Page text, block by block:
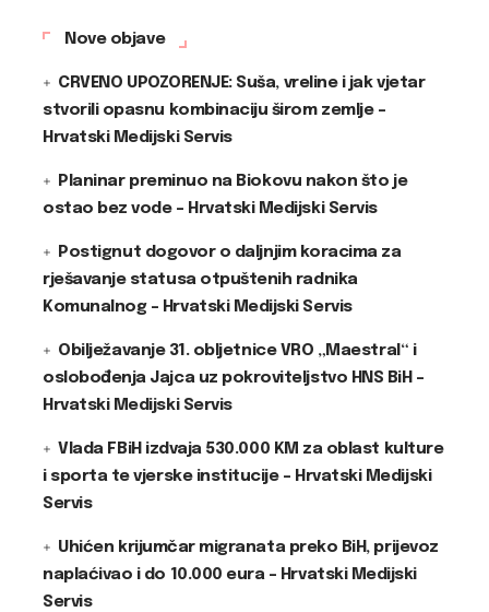
Nove objave
CRVENO UPOZORENJE: Suša, vreline i jak vjetar
stvorili opasnu kombinaciju širom zemlje –
Hrvatski Medijski Servis
Planinar preminuo na Biokovu nakon što je
ostao bez vode – Hrvatski Medijski Servis
Postignut dogovor o daljnjim koracima za
rješavanje statusa otpuštenih radnika
Komunalnog – Hrvatski Medijski Servis
Obilježavanje 31. obljetnice VRO „Maestral“ i
oslobođenja Jajca uz pokroviteljstvo HNS BiH –
Hrvatski Medijski Servis
Vlada FBiH izdvaja 530.000 KM za oblast kulture
i sporta te vjerske institucije – Hrvatski Medijski
Servis
Uhićen krijumčar migranata preko BiH, prijevoz
naplaćivao i do 10.000 eura – Hrvatski Medijski
Servis